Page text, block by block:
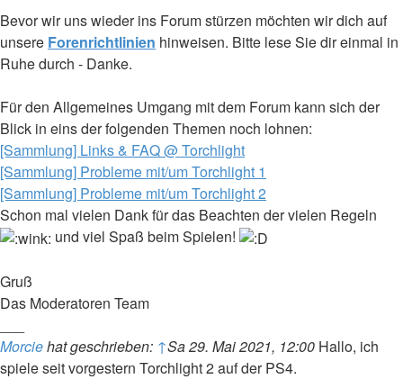
Bevor wir uns wieder ins Forum stürzen möchten wir dich auf
unsere Forenrichtlinien hinweisen. Bitte lese Sie dir einmal in
Ruhe durch - Danke.
Für den Allgemeines Umgang mit dem Forum kann sich der
Blick in eins der folgenden Themen noch lohnen:
[Sammlung] Links & FAQ @ Torchlight
[Sammlung] Probleme mit/um Torchlight 1
[Sammlung] Probleme mit/um Torchlight 2
Schon mal vielen Dank für das Beachten der vielen Regeln
und viel Spaß beim Spielen!
Gruß
Das Moderatoren Team
Morciehat geschrieben: ↑Sa 29. Mai 2021, 12:00 Hallo, ich
spiele seit vorgestern Torchlight 2 auf der PS4.